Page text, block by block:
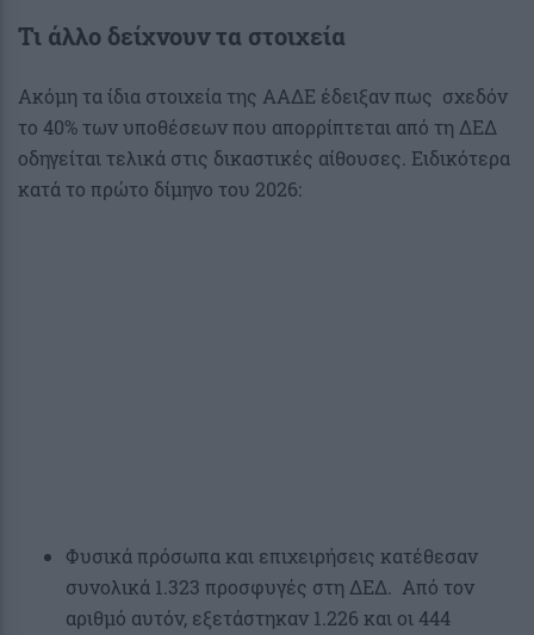
Τι άλλο δείχνουν τα στοιχεία
Ακόμη τα ίδια στοιχεία της ΑΑΔΕ έδειξαν πως σχεδόν
το 40% των υποθέσεων που απορρίπτεται από τη ΔΕΔ
οδηγείται τελικά στις δικαστικές αίθουσες. Ειδικότερα
κατά το πρώτο δίμηνο του 2026:
Φυσικά πρόσωπα και επιχειρήσεις κατέθεσαν
συνολικά 1.323 προσφυγές στη ΔΕΔ. Από τον
αριθμό αυτόν, εξετάστηκαν 1.226 και οι 444